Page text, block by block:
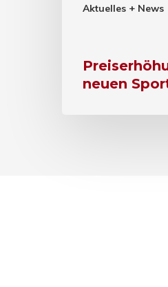
Aktuelles + News
neuen